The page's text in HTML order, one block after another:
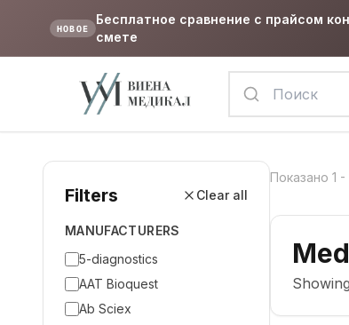
НОВОЕ
Бесплатное сравнение с прайсом
смете
Filters Clear all
MANUFACTURERS
5-diagnostics
AAT Bioquest
Ab Sciex
Показано 1 -
Showing